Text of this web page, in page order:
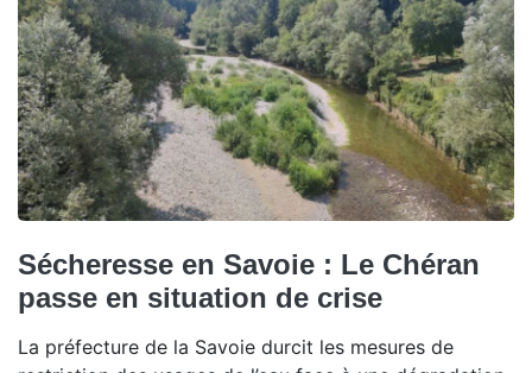
Sécheresse en Savoie : Le Chéran
passe en situation de crise
La préfecture de la Savoie durcit les mesures de